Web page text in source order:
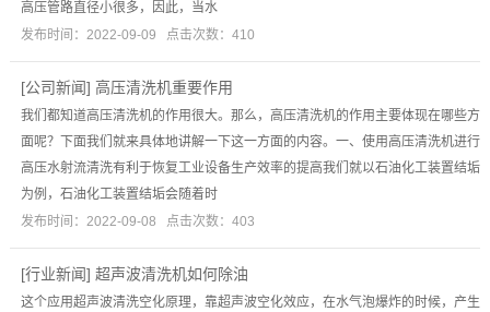
高压管路直径小很多，因此，当水
发布时间：2022-09-09 点击次数：410
[公司新闻] 高压清洗机重要作用
我们都知道高压清洗机的作用很大。那么，高压清洗机的作用主要体现在哪些方
面呢？下面我们就来具体地讲解一下这一方面的内容。一、使用高压清洗机进行
高压水射流清洗有利于恢复工业设备生产效率的提高我们就以石油化工装置结垢
为例，石油化工装置结垢会随着时
发布时间：2022-09-08 点击次数：403
[行业新闻] 超声波清洗机如何除油
这个应用超声波清洗空化原理，靠超声波空化效应，在水气泡爆炸的时候，产生